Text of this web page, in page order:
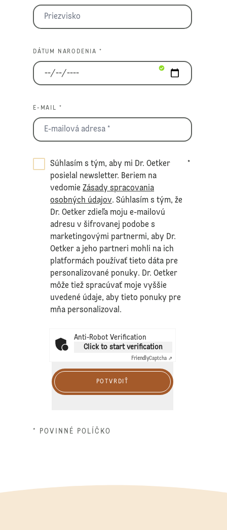
DÁTUM NARODENIA *
E-MAIL *
Súhlasím s tým, aby mi Dr. Oetker
posielal newsletter. Beriem na
vedomieZásady spracovania
osobných údajov. Súhlasím s tým, že
Dr. Oetker zdieľa moju e-mailovú
adresu v šifrovanej podobe s
marketingovými partnermi, aby Dr.
Oetker a jeho partneri mohli na ich
platformách používať tieto dáta pre
personalizované ponuky. Dr. Oetker
môže tiež spracúvať moje vyššie
uvedené údaje, aby tieto ponuky pre
mňa personalizoval.
*
Anti-Robot Verification
Click to start verification
FriendlyCaptcha ⇗
POTVRDIŤ
* POVINNÉ POLÍČKO